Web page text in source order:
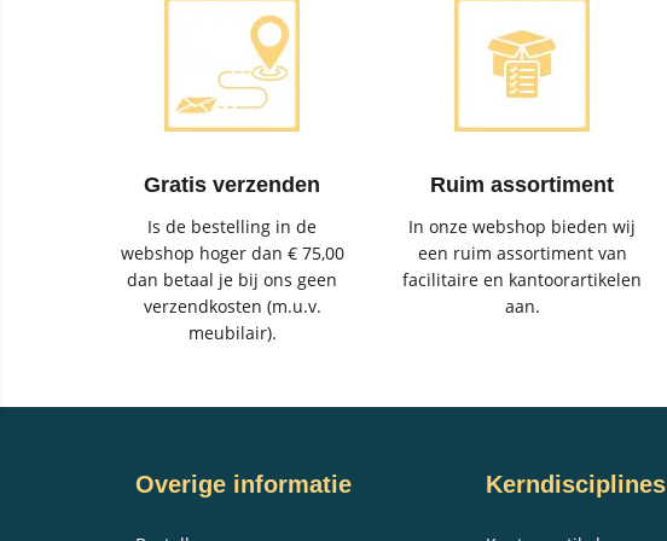
Gratis verzenden
Is de bestelling in de
webshop hoger dan € 75,00
dan betaal je bij ons geen
verzendkosten (m.u.v.
meubilair).
Ruim assortiment
In onze webshop bieden wij
een ruim assortiment van
facilitaire en kantoorartikelen
aan.
Overige informatie Kerndisciplines